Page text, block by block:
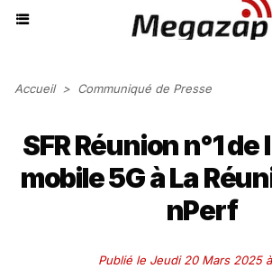
Accueil > Communiqué de Presse
SFR Réunion n°1
mobile 5G à La
nPerf
Publié le Jeudi 20 Mars 2025